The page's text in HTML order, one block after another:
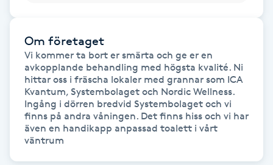
Föning
Gel naglar
Gelenaglar
Gellack
Om företaget
Vi kommer ta bort er smärta och ge er en
avkopplande behandling med högsta kvalité. Ni
hittar oss i fräscha lokaler med grannar som ICA
Kvantum, Systembolaget och Nordic Wellness.
Ingång i dörren bredvid Systembolaget och vi
finns på andra våningen. Det finns hiss och vi har
även en handikapp anpassad toalett i vårt
väntrum